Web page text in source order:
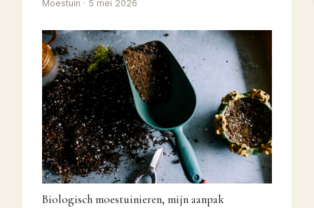
Moestuin · 5 mei 2026
Biologisch moestuinieren, mijn aanpak